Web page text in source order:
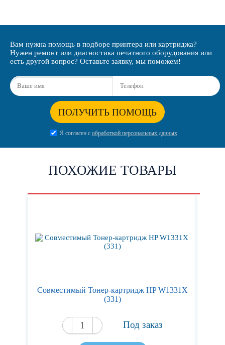
Вам нужна помощь в подборе принтера или картриджа?
Нужен ремонт или диагностика печатного оборудования или
есть другой вопрос? Оставьте заявку, мы поможем!
ПОЛУЧИТЬ ПОМОЩЬ
Я согласен с обработкой персональных данных
ПОХОЖИЕ ТОВАРЫ
Cовместимый Тонер-картридж HP W1331X
(331)
Под заказ